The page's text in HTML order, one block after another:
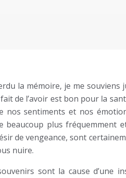
la mémoire, je me souviens
de l’avoir est bon pour la
nos sentiments et nos
beaucoup plus fréquemment
de vengeance, sont
nuire.
sont la cause d’une